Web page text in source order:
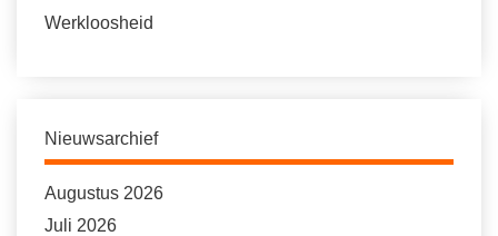
Werkloosheid
Nieuwsarchief
Augustus 2026
Juli 2026